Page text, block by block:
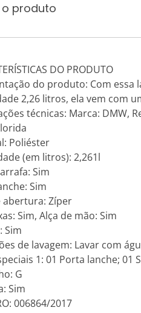
o produto
DO PRODUTO
do produto: Com essa
2,26 litros, ela vem com
técnicas: Marca: DMW,
Poliéster
(em litros): 2,261l
Sim
Sim
abertura: Zíper
Sim, Alça de mão: Sim
Sim
de lavagem: Lavar com
1: 01 Porta lanche; 01
G
Sim
006864/2017